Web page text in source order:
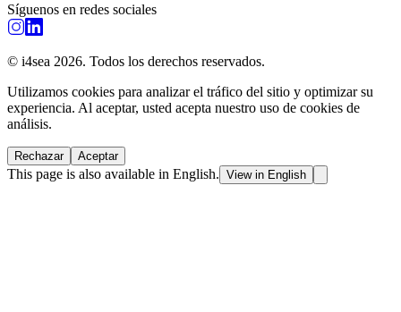
Síguenos en redes sociales
© i4sea 2026. Todos los derechos reservados.
Utilizamos cookies para analizar el tráfico del sitio y optimizar su
experiencia. Al aceptar, usted acepta nuestro uso de cookies de
análisis.
Rechazar Aceptar
This page is also available in English. View in English